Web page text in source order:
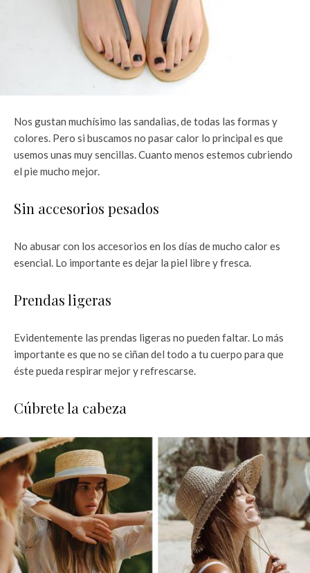
Nos gustan muchísimo las sandalias, de todas las formas y
colores. Pero si buscamos no pasar calor lo principal es que
usemos unas muy sencillas. Cuanto menos estemos cubriendo
el pie mucho mejor.
Sin accesorios pesados
No abusar con los accesorios en los días de mucho calor es
esencial. Lo importante es dejar la piel libre y fresca.
Prendas ligeras
Evidentemente las prendas ligeras no pueden faltar. Lo más
importante es que no se ciñan del todo a tu cuerpo para que
éste pueda respirar mejor y refrescarse.
Cúbrete la cabeza